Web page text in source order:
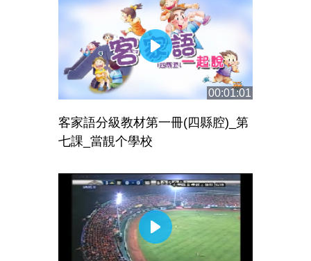
00:01:01
客家語分級教材第一冊(四縣腔)_第
七課_當靚个學校